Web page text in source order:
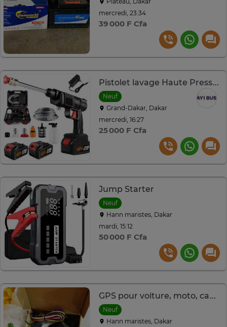
mercredi, 23:34
39 000 F Cfa
Pistolet lavage Haute Pression sans Fil avec 2 batteries 48V
Neuf
Grand-Dakar, Dakar
mercredi, 16:27
25 000 F Cfa
Jump Starter
Neuf
Hann maristes, Dakar
mardi, 15:12
50 000 F Cfa
GPS pour voiture, moto, camion
Neuf
Hann maristes, Dakar